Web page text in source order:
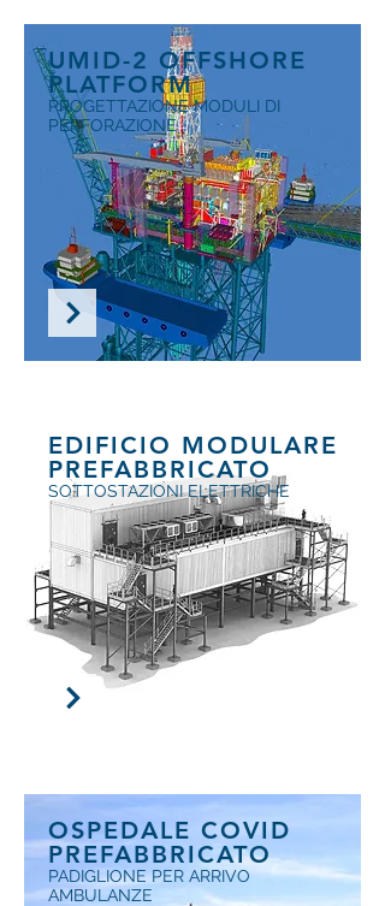
UMID-2 OFFSHORE
PLATFORM
PROGETTAZIONE MODULI DI
PERFORAZIONE
EDIFICIO MODULARE
PREFABBRICATO
SOTTOSTAZIONI ELETTRICHE
OSPEDALE COVID
PREFABBRICATO
PADIGLIONE PER ARRIVO
AMBULANZE